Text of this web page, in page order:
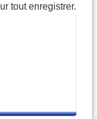
tout enregistrer.